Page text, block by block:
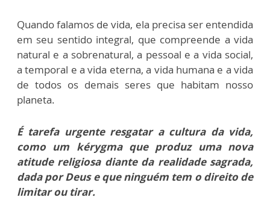
Quando falamos de vida, ela precisa ser entendida
em seu sentido integral, que compreende a vida
natural e a sobrenatural, a pessoal e a vida social,
a temporal e a vida eterna, a vida humana e a vida
de todos os demais seres que habitam nosso
planeta.
É tarefa urgente resgatar a cultura da vida,
como um kérygma que produz uma nova
atitude religiosa diante da realidade sagrada,
dada por Deus e que ninguém tem o direito de
limitar ou tirar.